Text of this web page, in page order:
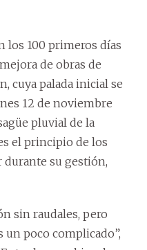
los 100 primeros días
de obras de
cuya palada inicial se
12 de noviembre
pluvial de la
el principio de los
durante su gestión,
sin raudales, pero
un poco complicado”,